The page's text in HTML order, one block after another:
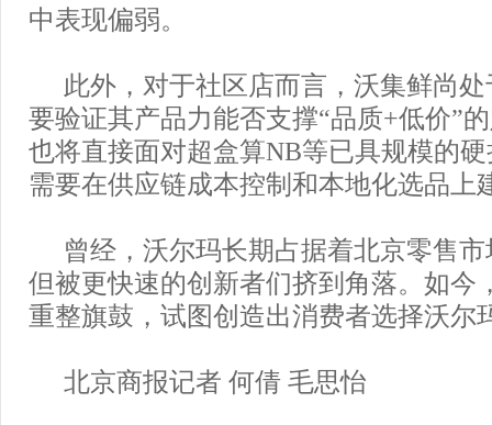
中表现偏弱。
此外，对于社区店而言，沃集鲜尚
要验证其产品力能否支撑“品质+低价”
也将直接面对超盒算NB等已具规模的
需要在供应链成本控制和本地化选品上
曾经，沃尔玛长期占据着北京零售
但被更快速的创新者们挤到角落。如今
重整旗鼓，试图创造出消费者选择沃尔
北京商报记者 何倩 毛思怡